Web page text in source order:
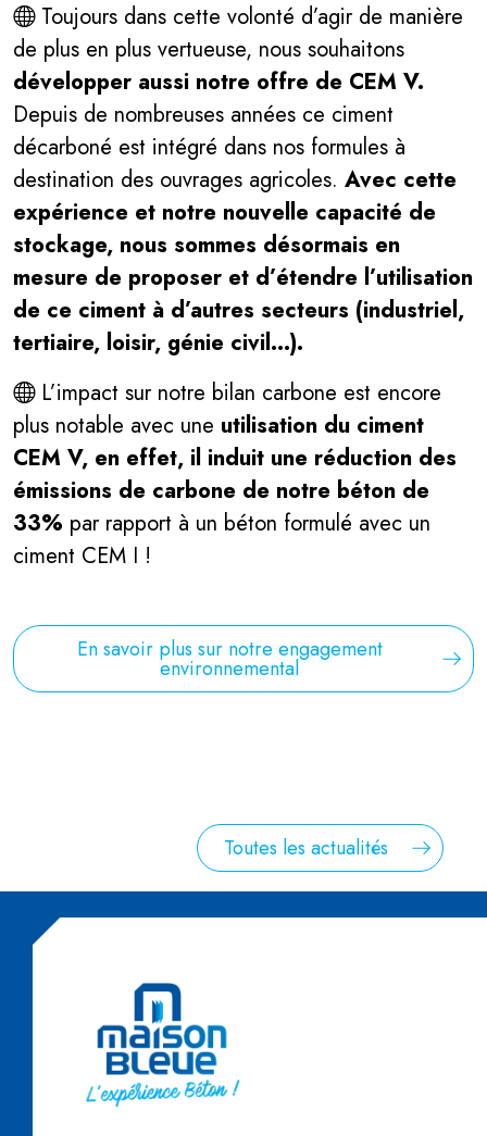
Toujours dans cette volonté d’agir de manière
de plus en plus vertueuse, nous souhaitons
développer aussi notre offre de CEM V.
Depuis de nombreuses années ce ciment
décarboné est intégré dans nos formules à
destination des ouvrages agricoles. Avec cette
expérience et notre nouvelle capacité de
stockage, nous sommes désormais en
mesure de proposer et d’étendre l’utilisation
de ce ciment à d’autres secteurs (industriel,
tertiaire, loisir, génie civil…).
L’impact sur notre bilan carbone est encore
plus notable avec une utilisation du ciment
CEM V, en effet, il induit une réduction des
émissions de carbone de notre béton de
33% par rapport à un béton formulé avec un
ciment CEM I !
En savoir plus sur notre engagement
environnemental
Toutes les actualités